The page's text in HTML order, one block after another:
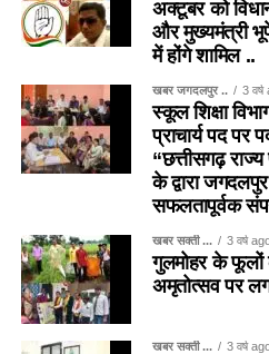
अक्टूबर को
और मुख्यमंत्री
में होंगे शामिल ..
खबर जगदलपुर .. 3
स्कूल शिक्षा
प्राचार्य पद पर
“छत्तीसगढ़ राज्य
के द्वारा
सफलतापूर्वक
खबर सक्ती ... 3 वर्ष
गुलमोहर के फूलों
अमृतोत्सव पर
खबर सक्ती ... 3 वर्ष